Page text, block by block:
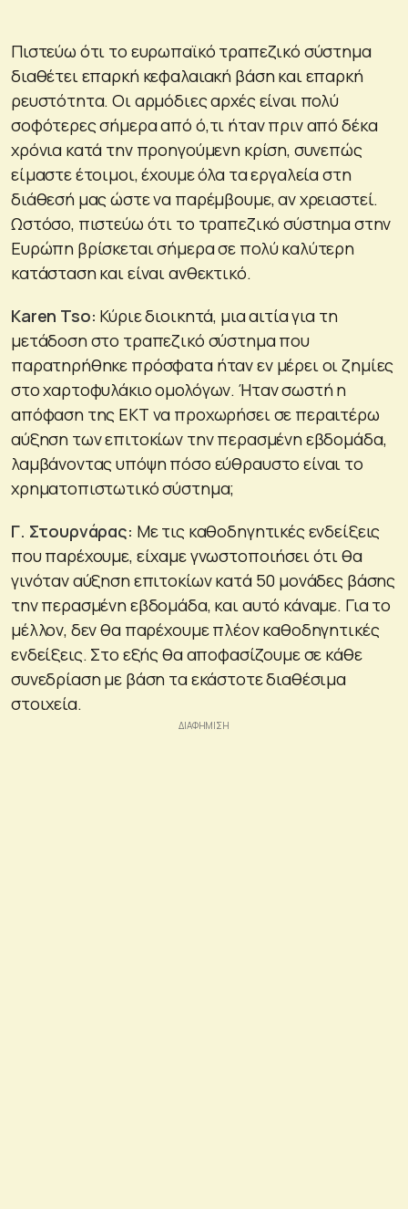
Πιστεύω ότι το ευρωπαϊκό τραπεζικό σύστημα
διαθέτει επαρκή κεφαλαιακή βάση και επαρκή
ρευστότητα. Οι αρμόδιες αρχές είναι πολύ
σοφότερες σήμερα από ό,τι ήταν πριν από δέκα
χρόνια κατά την προηγούμενη κρίση, συνεπώς
είμαστε έτοιμοι, έχουμε όλα τα εργαλεία στη
διάθεσή μας ώστε να παρέμβουμε, αν χρειαστεί.
Ωστόσο, πιστεύω ότι το τραπεζικό σύστημα στην
Ευρώπη βρίσκεται σήμερα σε πολύ καλύτερη
κατάσταση και είναι ανθεκτικό.
Karen Tso: Κύριε διοικητά, μια αιτία για τη
μετάδοση στο τραπεζικό σύστημα που
παρατηρήθηκε πρόσφατα ήταν εν μέρει οι ζημίες
στο χαρτοφυλάκιο ομολόγων. Ήταν σωστή η
απόφαση της ΕΚΤ να προχωρήσει σε περαιτέρω
αύξηση των επιτοκίων την περασμένη εβδομάδα,
λαμβάνοντας υπόψη πόσο εύθραυστο είναι το
χρηματοπιστωτικό σύστημα;
Γ. Στουρνάρας: Με τις καθοδηγητικές ενδείξεις
που παρέχουμε, είχαμε γνωστοποιήσει ότι θα
γινόταν αύξηση επιτοκίων κατά 50 μονάδες βάσης
την περασμένη εβδομάδα, και αυτό κάναμε. Για το
μέλλον, δεν θα παρέχουμε πλέον καθοδηγητικές
ενδείξεις. Στο εξής θα αποφασίζουμε σε κάθε
συνεδρίαση με βάση τα εκάστοτε διαθέσιμα
στοιχεία.